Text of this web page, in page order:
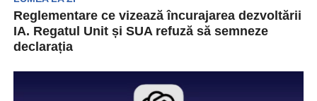
Reglementare ce vizează încurajarea dezvoltării
IA. Regatul Unit și SUA refuză să semneze
declarația
internațional privind inteligența artificială (IA) în